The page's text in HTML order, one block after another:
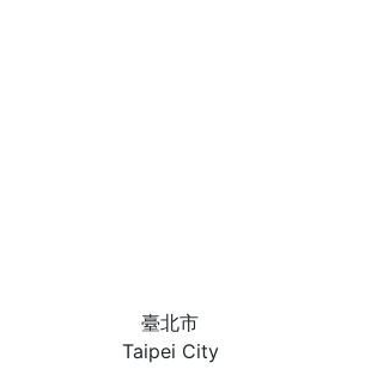
臺北市
Taipei City